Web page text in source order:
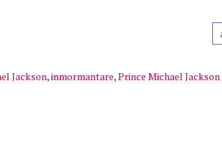
Jackson,inmormantare,Prince Michael Jackson